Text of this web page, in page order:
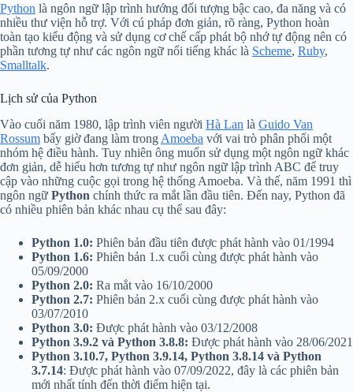
Python là ngôn ngữ lập trình hướng đối tượng bậc cao, đa năng và có
nhiều thư viện hỗ trợ. Với cú pháp đơn giản, rõ ràng, Python hoàn
toàn tạo kiểu động và sử dụng cơ chế cấp phát bộ nhớ tự động nên có
phần tương tự như các ngôn ngữ nổi tiếng khác là Scheme, Ruby,
Smalltalk.
Lịch sử của Python
Vào cuối năm 1980, lập trình viên người Hà Lan là Guido Van
Rossum bấy giờ đang làm trong Amoeba với vai trò phân phối một
nhóm hệ điều hành. Tuy nhiên ông muốn sử dụng một ngôn ngữ khác
đơn giản, dễ hiểu hơn tương tự như ngôn ngữ lập trình ABC để truy
cập vào những cuộc gọi trong hệ thống Amoeba. Và thế, năm 1991 thì
ngôn ngữ Python chính thức ra mắt lần đầu tiên. Đến nay, Python đã
có nhiều phiên bản khác nhau cụ thể sau đây:
Python 1.0: Phiên bản đầu tiên được phát hành vào 01/1994
Python 1.6: Phiên bản 1.x cuối cùng được phát hành vào
05/09/2000
Python 2.0: Ra mắt vào 16/10/2000
Python 2.7: Phiên bản 2.x cuối cùng được phát hành vào
03/07/2010
Python 3.0: Được phát hành vào 03/12/2008
Python 3.9.2 và Python 3.8.8: Được phát hành vào 28/06/2021
Python 3.10.7, Python 3.9.14, Python 3.8.14 và Python
3.7.14: Được phát hành vào 07/09/2022, đây là các phiên bản
mới nhất tính đến thời điểm hiện tại.